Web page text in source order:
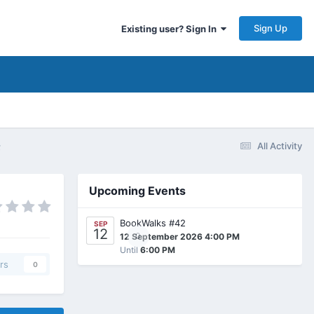
Existing user? Sign In Sign Up
All Activity
0
Upcoming Events
SEP
12 0
BookWalks #42
12 September 2026 4:00 PM
Until 6:00 PM